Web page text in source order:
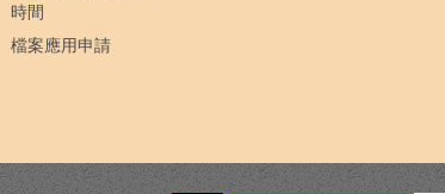
時間
檔案應用申請